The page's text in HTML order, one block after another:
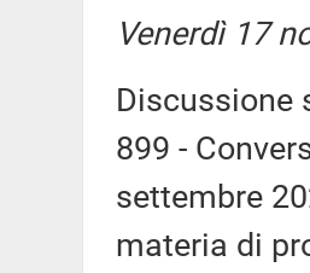
Venerdì 17
Discussione
899 -
settembre
materia di